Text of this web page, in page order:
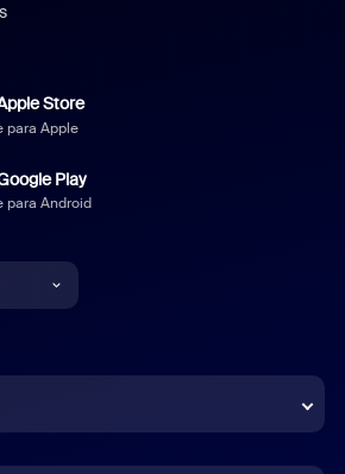
Store
para Apple
Play
para Android